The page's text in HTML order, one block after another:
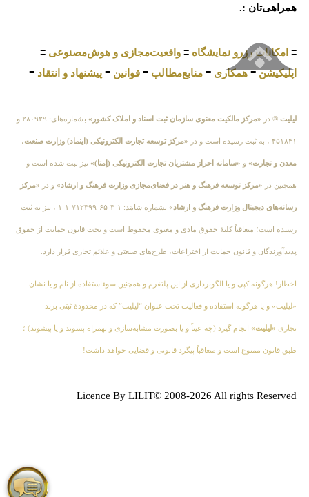
همراهی‌تان :.
≡ امکانات رزرو نمایشگاه ≡ واقعیت‌مجازی و هوش‌مصنوعی ≡
اپلیکیشن≡همکاری ≡ منابع‌مطالب ≡ قوانین ≡ پیشنهاد و انتقاد ≡
لیلیت ® در «مرکز مالکیت معنوی سازمان ثبت اسناد و املاک کشور» بشماره‌های: ۲۸۰۹۲۹ و
۴۵۱۸۴۱ ، به ثبت رسیده است و در «مرکز توسعه تجارت الکترونیکی (اینماد) وزارت صنعت،
معدن و تجارت» و «سامانه احراز مشتریان تجارت الکترونیکی (اِمتا)» نیز ثبت شده است و
همچنین در «مرکز توسعه فرهنگ و هنر در فضای‌مجازی وزارت فرهنگ و ارشاد» و در «مرکز
رسانه‌های دیجیتال وزارت فرهنگ و ارشاد» بشماره شامَد: ۱-۳-۶۵-۷۱۲۳۹۹-۱-۱ ، نیز به ثبت
رسیده است؛ متعاقباً کلیهٔ حقوق مادی و معنوی محفوظ است و تحت قانون حمایت از حقوق
پدیدآورندگان و قانون حمایت از اختراعات، طرح‌های صنعتی و علائم تجاری قرار دارد.
اخطار! هرگونه کپی و یا الگوبرداری از این پلتفرم و همچنین سوءاستفاده از نام و یا نشان
«لیلیت» و یا هرگونه استفاده و فعالیت تحت عنوان “لیلیت” که در محدودهٔ ثبتی برند
تجاری «لیلیت» انجام گیرد (چه عیناً و یا بصورت مشابه‌سازی و بهمراه پسوند و یا پیشوند) ؛
طبق قانون ممنوع است و متعاقباً پیگرد قانونی و قضایی خواهد داشت!
Licence By LILIT© 2008-2026 All rights Reserved